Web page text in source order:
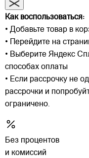
Как воспользоваться:
• Добавьте товар в
• Перейдите на
• Выберите Яндекс
способах оплаты
• Если рассрочку не
рассрочки и
ограничено.
Без процентов
и комиссий